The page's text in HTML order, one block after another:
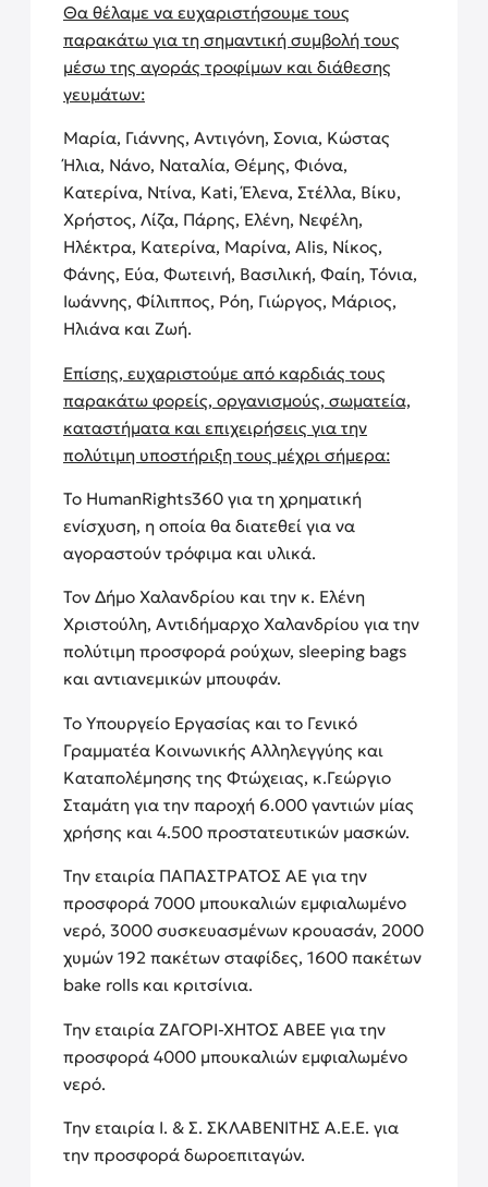
Θα θέλαμε να ευχαριστήσουμε τους
παρακάτω για τη σημαντική συμβολή τους
μέσω της αγοράς τροφίμων και διάθεσης
γευμάτων:
Μαρία, Γιάννης, Αντιγόνη, Σονια, Κώστας
Ήλια, Νάνο, Ναταλία, Θέμης, Φιόνα,
Κατερίνα, Ντίνα, Kati, Έλενα, Στέλλα, Βίκυ,
Χρήστος, Λίζα, Πάρης, Ελένη, Νεφέλη,
Ηλέκτρα, Κατερίνα, Μαρίνα, Alis, Νίκος,
Φάνης, Εύα, Φωτεινή, Βασιλική, Φαίη, Τόνια,
Ιωάννης, Φίλιππος, Ρόη, Γιώργος, Μάριος,
Ηλιάνα και Ζωή.
Επίσης, ευχαριστούμε από καρδιάς τους
παρακάτω φορείς, οργανισμούς, σωματεία,
καταστήματα και επιχειρήσεις για την
πολύτιμη υποστήριξη τους μέχρι σήμερα:
To HumanRights360 για τη χρηματική
ενίσχυση, η οποία θα διατεθεί για να
αγοραστούν τρόφιμα και υλικά.
Τον Δήμο Χαλανδρίου και την κ. Ελένη
Χριστούλη, Αντιδήμαρχο Χαλανδρίου για την
πολύτιμη προσφορά ρούχων, sleeping bags
και αντιανεμικών μπουφάν.
Το Υπουργείο Εργασίας και το Γενικό
Γραμματέα Κοινωνικής Αλληλεγγύης και
Καταπολέμησης της Φτώχειας, κ.Γεώργιο
Σταμάτη για την παροχή 6.000 γαντιών μίας
χρήσης και 4.500 προστατευτικών μασκών.
Την εταιρία ΠΑΠΑΣΤΡΑΤΟΣ ΑΕ για την
προσφορά 7000 μπουκαλιών εμφιαλωμένο
νερό, 3000 συσκευασμένων κρουασάν, 2000
χυμών 192 πακέτων σταφίδες, 1600 πακέτων
bake rolls και κριτσίνια.
Την εταιρία ΖΑΓΟΡΙ-ΧΗΤΟΣ ΑΒΕΕ για την
προσφορά 4000 μπουκαλιών εμφιαλωμένο
νερό.
Την εταιρία Ι. & Σ. ΣΚΛΑΒΕΝΙΤΗΣ Α.Ε.Ε. για
την προσφορά δωροεπιταγών.